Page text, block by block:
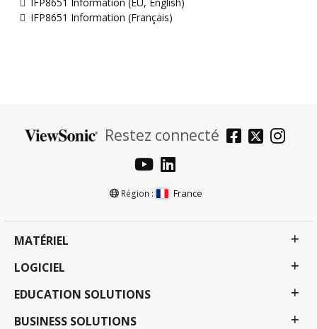
IFP8651 Information (Français)
Restez connecté
Région : France
MATÉRIEL
LOGICIEL
EDUCATION SOLUTIONS
BUSINESS SOLUTIONS